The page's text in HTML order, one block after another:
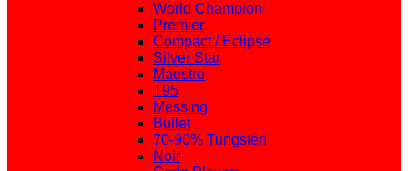
World Champion
Premier
Compact / Eclipse
Silver Star
Maestro
T95
Messing
Bullet
70-90% Tungsten
Noir